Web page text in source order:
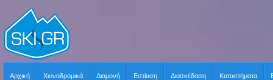
Αρχική Χιονοδρομικά Διαμονή Εστίαση Διασκέδαση Καταστήματα